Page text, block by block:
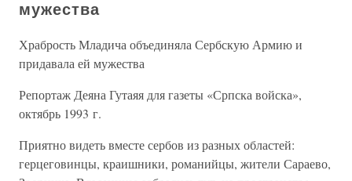
мужества
Храбрость Младича объединяла Сербскую Армию и
придавала ей мужества
Репортаж Деяна Гутаяя для газеты «Српска войска»,
октябрь 1993 г.
Приятно видеть вместе сербов из разных областей:
герцеговинцы, краишники, романийцы, жители Сараево,